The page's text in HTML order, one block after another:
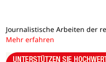
Journalistische Arbeiten der
Mehr erfahren